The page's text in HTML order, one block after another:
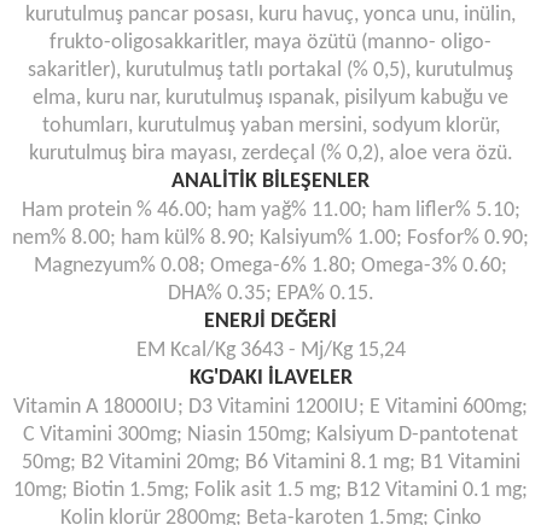
kurutulmuş pancar posası, kuru havuç, yonca unu, inülin,
frukto-oligosakkaritler, maya özütü (manno- oligo-
sakaritler), kurutulmuş tatlı portakal (% 0,5), kurutulmuş
elma, kuru nar, kurutulmuş ıspanak, pisilyum kabuğu ve
tohumları, kurutulmuş yaban mersini, sodyum klorür,
kurutulmuş bira mayası, zerdeçal (% 0,2), aloe vera özü.
ANALİTİK BİLEŞENLER
Ham protein % 46.00; ham yağ% 11.00; ham lifler% 5.10;
nem% 8.00; ham kül% 8.90; Kalsiyum% 1.00; Fosfor% 0.90;
Magnezyum% 0.08; Omega-6% 1.80; Omega-3% 0.60;
DHA% 0.35; EPA% 0.15.
ENERJİ DEĞERİ
EM Kcal/Kg 3643 - Mj/Kg 15,24
KG'DAKI İLAVELER
Vitamin A 18000IU; D3 Vitamini 1200IU; E Vitamini 600mg;
C Vitamini 300mg; Niasin 150mg; Kalsiyum D-pantotenat
50mg; B2 Vitamini 20mg; B6 Vitamini 8.1 mg; B1 Vitamini
10mg; Biotin 1.5mg; Folik asit 1.5 mg; B12 Vitamini 0.1 mg;
Kolin klorür 2800mg; Beta-karoten 1.5mg; Çinko